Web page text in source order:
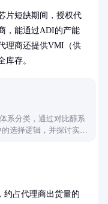
片短缺期间，授权代
，能通过ADI的产能
理商还提供VMI（供
库存。
系分类，通过对比醇系
选择逻辑，并探讨实际
约占代理商出货量的